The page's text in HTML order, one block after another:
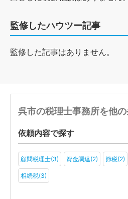
監修したハウツー記事
監修した記事はありません。
呉市の税理士事務所を他
依頼内容で探す
顧問税理士(3) 資金調達(2) 節税(2)
相続税(3)